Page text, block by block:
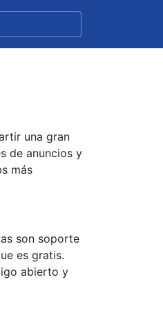
una gran
de anuncios y
más
son soporte
es gratis.
abierto y